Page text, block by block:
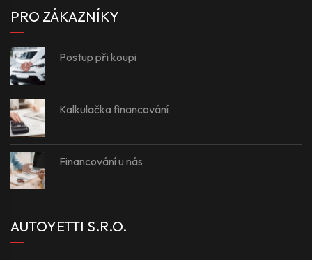
PRO ZÁKAZNÍKY
Postup při koupi
Kalkulačka financování
Financování u nás
AUTOYETTI S.R.O.